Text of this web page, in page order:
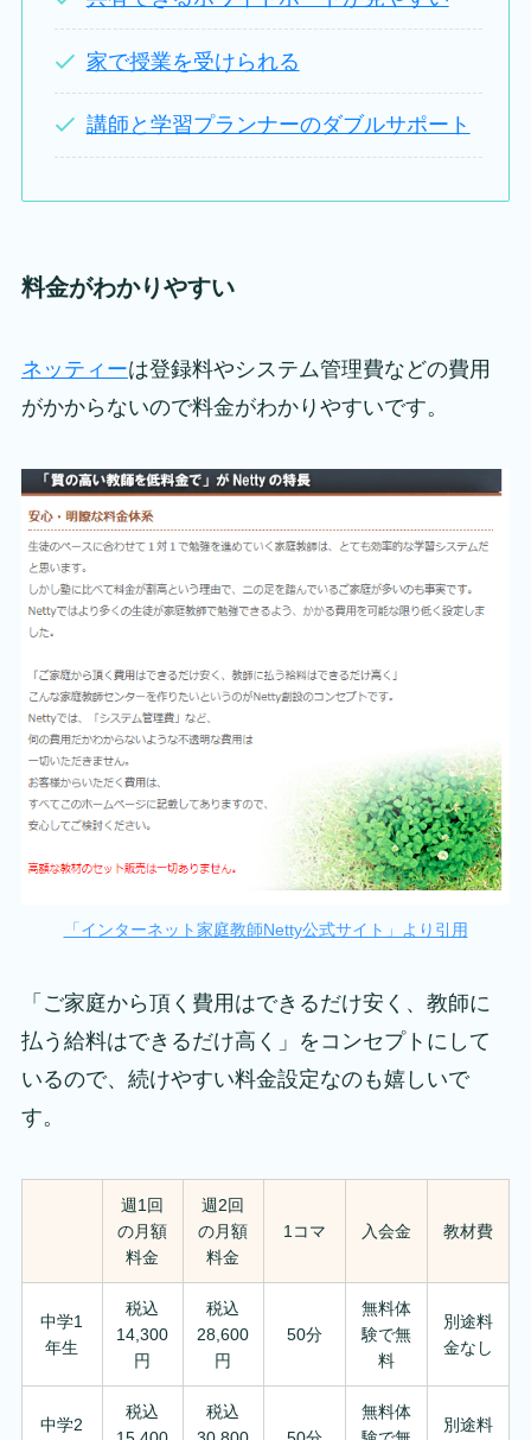
家で授業を受けられる
講師と学習プランナーのダブルサポート
料金がわかりやすい
ネッティーは登録料やシステム管理費などの費用
がかからないので料金がわかりやすいです。
「インターネット家庭教師Netty公式サイト」より引用
「ご家庭から頂く費用はできるだけ安く、教師に
払う給料はできるだけ高く」をコンセプトにして
いるので、続けやすい料金設定なのも嬉しいで
す。
週1回
の月額
料金
週2回
の月額
料金
1コマ 入会金 教材費
中学1
年生
税込
14,300
円
税込
28,600
円
50分
無料体
験で無
料
別途料
金なし
中学2
税込
税込
無料体
別途料